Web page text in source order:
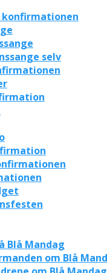
selv
Blå Mandag
om Blå